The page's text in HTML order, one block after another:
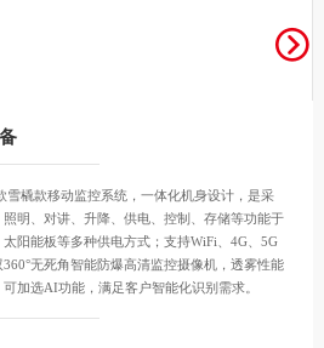
雪橇款移动监控系统，一体化机身设计，是采
明、对讲、升降、供电、控制、存储等功能于
阳能板等多种供电方式；支持WiFi、4G、5G
无死角智能防爆高清监控摄像机，透雾性能
加选AI功能，满足客户智能化识别需求。